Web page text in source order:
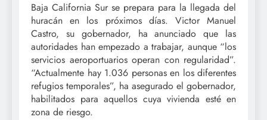
Baja California Sur se prepara para la llegada del
huracán en los próximos días. Victor Manuel
Castro, su gobernador, ha anunciado que las
autoridades han empezado a trabajar, aunque “los
servicios aeroportuarios operan con regularidad”.
“Actualmente hay 1.036 personas en los diferentes
refugios temporales”, ha asegurado el gobernador,
habilitados para aquellos cuya vivienda esté en
zona de riesgo.